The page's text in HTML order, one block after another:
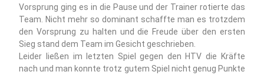
Vorsprung ging es in die Pause und der Trainer rotierte das
Team. Nicht mehr so dominant schaffte man es trotzdem
den Vorsprung zu halten und die Freude über den ersten
Sieg stand dem Team im Gesicht geschrieben.
Leider ließen im letzten Spiel gegen den HTV die Kräfte
nach und man konnte trotz gutem Spiel nicht genug Punkte